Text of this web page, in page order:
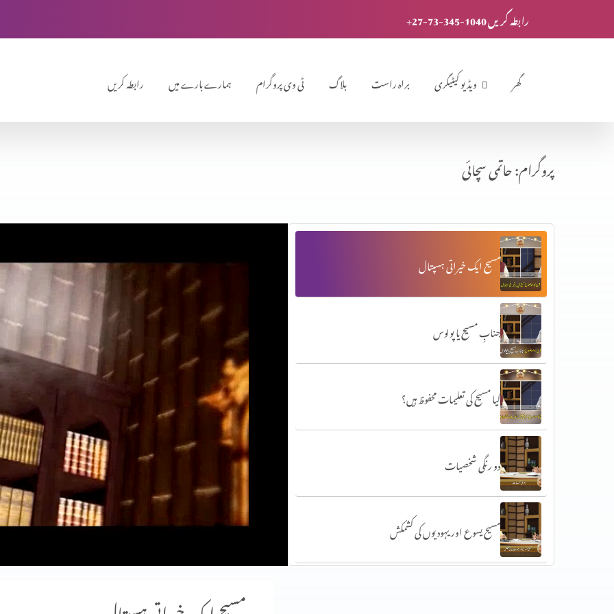
+27-73-345-1040 رابطہ کریں
رابطہ کریں ہمارے بارے میں ٹی وی پروگرام بلاگ براہ راست ویڈیو کیٹیگری گھر
پروگرام: حاتمی سچائی
مسیح ایک خیراتی ہسپتال
جنابِ مسیح یا پولوس
کیا مسیح کی تعلیمات محفوظ ہیں؟
دو رنگی شخصیات
مسیح یسوع اور یہودیوں کی کشمکش